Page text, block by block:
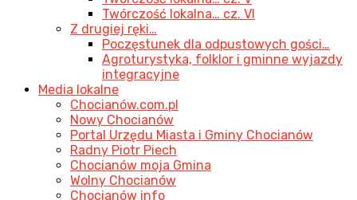
Twórczość lokalna… cz. VI
Z drugiej ręki…
Poczęstunek dla odpustowych gości…
Agroturystyka, folklor i gminne wyjazdy
integracyjne
Media lokalne
Chocianów.com.pl
Nowy Chocianów
Portal Urzędu Miasta i Gminy Chocianów
Radny Piotr Piech
Chocianów moja Gmina
Wolny Chocianów
Chocianów info